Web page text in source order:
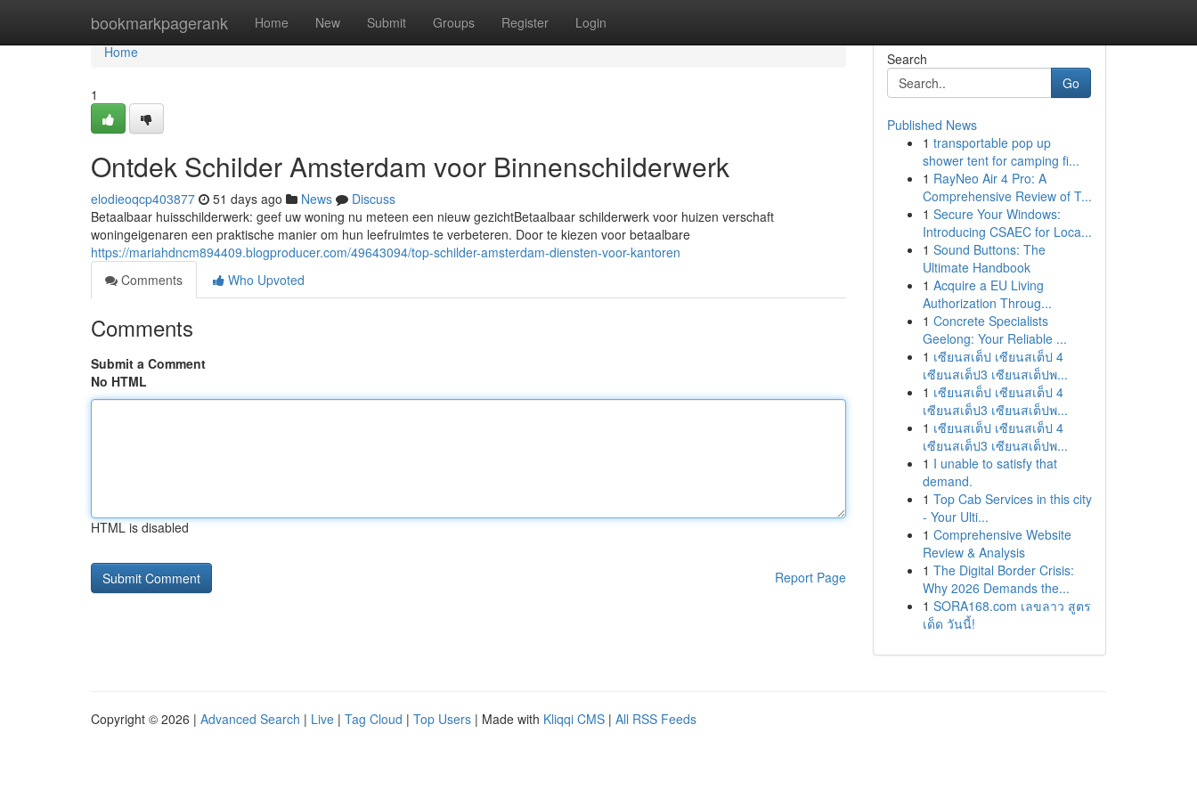
bookmarkpagerank Home New Submit Groups Register Login
Home
Home
1
Ontdek Schilder Amsterdam voor Binnenschilderwerk
elodieoqcp403877 51 days ago News
Discuss
Betaalbaar huisschilderwerk: geef uw woning nu meteen een nieuw gezichtBetaalbaar schilderwerk voor huizen verschaft
woningeigenaren een praktische manier om hun leefruimtes te verbeteren. Door te kiezen voor betaalbare
https://mariahdncm894409.blogproducer.com/49643094/top-schilder-amsterdam-diensten-voor-kantoren
Comments
Who Upvoted
Comments
Submit a Comment
No HTML
HTML is disabled
Report Page
Search
Go
Published News
1 transportable pop up
shower tent for camping fi...
1 RayNeo Air 4 Pro: A
Comprehensive Review of T...
1 Secure Your Windows:
Introducing CSAEC for Loca...
1 Sound Buttons: The
Ultimate Handbook
1 Acquire a EU Living
Authorization Throug...
1 Concrete Specialists
Geelong: Your Reliable ...
1 เซียนสเต็ป เซียนสเต็ป 4
เซียนสเต็ป3 เซียนสเต็ปพ...
1 เซียนสเต็ป เซียนสเต็ป 4
เซียนสเต็ป3 เซียนสเต็ปพ...
1 เซียนสเต็ป เซียนสเต็ป 4
เซียนสเต็ป3 เซียนสเต็ปพ...
1 I unable to satisfy that
demand.
1 Top Cab Services in this city
- Your Ulti...
1 Comprehensive Website
Review & Analysis
1 The Digital Border Crisis:
Why 2026 Demands the...
1 SORA168.com เลขลาว สูตร
เด็ด วันนี้!
Copyright © 2026 | Advanced Search | Live | Tag Cloud | Top Users | Made with Kliqqi CMS | All RSS Feeds